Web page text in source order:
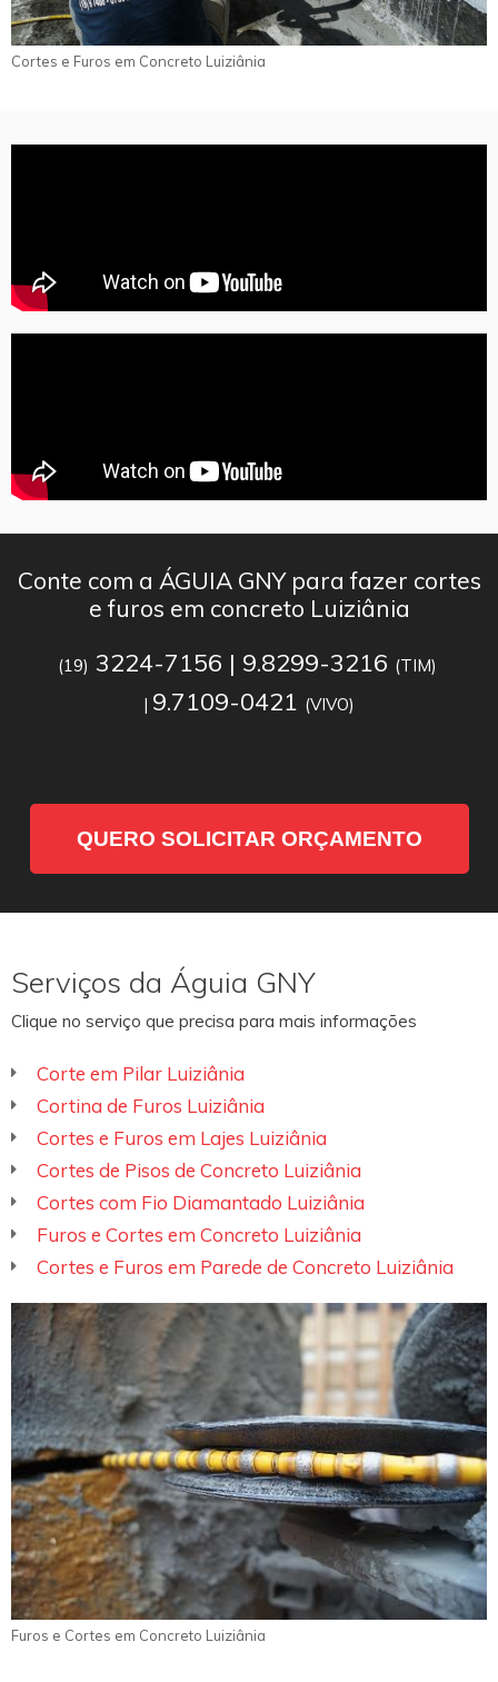
Cortes e Furos em Concreto Luiziânia
Conte com a ÁGUIA GNY para fazer cortes
e furos em concreto Luiziânia
(19) 3224-7156 | 9.8299-3216 (TIM)
| 9.7109-0421 (VIVO)
QUERO SOLICITAR ORÇAMENTO
Serviços da Águia GNY
Clique no serviço que precisa para mais informações
Corte em Pilar Luiziânia
Cortina de Furos Luiziânia
Cortes e Furos em Lajes Luiziânia
Cortes de Pisos de Concreto Luiziânia
Cortes com Fio Diamantado Luiziânia
Furos e Cortes em Concreto Luiziânia
Cortes e Furos em Parede de Concreto Luiziânia
Furos e Cortes em Concreto Luiziânia